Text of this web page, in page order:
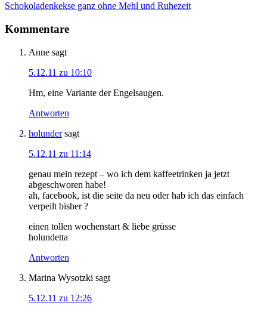
Schokoladenkekse ganz ohne Mehl und Ruhezeit
Kommentare
Anne sagt
5.12.11 zu 10:10
Hm, eine Variante der Engelsaugen.
Antworten
holunder sagt
5.12.11 zu 11:14
genau mein rezept – wo ich dem kaffeetrinken ja jetzt
abgeschworen habe!
ah, facebook, ist die seite da neu oder hab ich das einfach
verpeilt bisher ?
einen tollen wochenstart & liebe grüsse
holundetta
Antworten
Marina Wysotzki sagt
5.12.11 zu 12:26